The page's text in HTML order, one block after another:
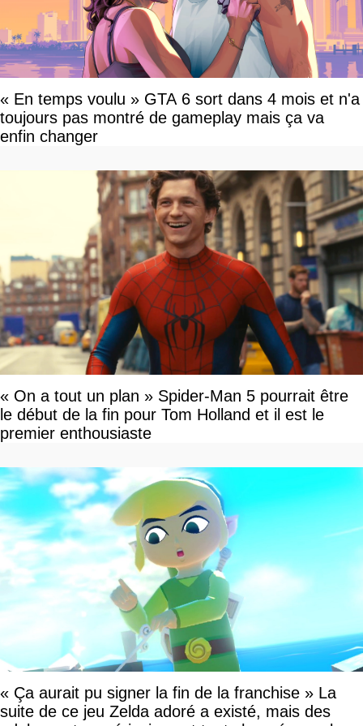
« En temps voulu » GTA 6 sort dans 4 mois et n'a
toujours pas montré de gameplay mais ça va
enfin changer
« On a tout un plan » Spider-Man 5 pourrait être
le début de la fin pour Tom Holland et il est le
premier enthousiaste
« Ça aurait pu signer la fin de la franchise » La
suite de ce jeu Zelda adoré a existé, mais des